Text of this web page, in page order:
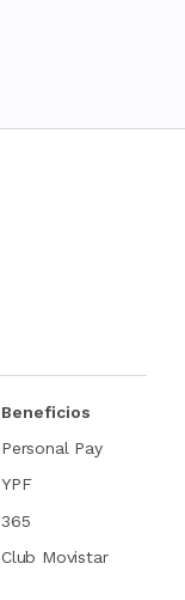
Beneficios
Personal Pay
YPF
365
Club Movistar